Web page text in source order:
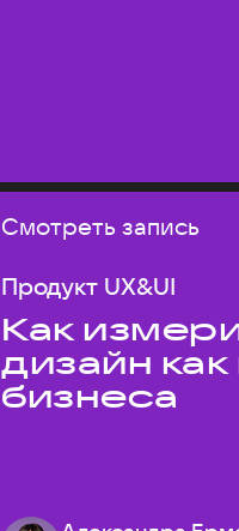
Смотреть запись
Продукт UX&UI
Как
дизайн
бизнеса